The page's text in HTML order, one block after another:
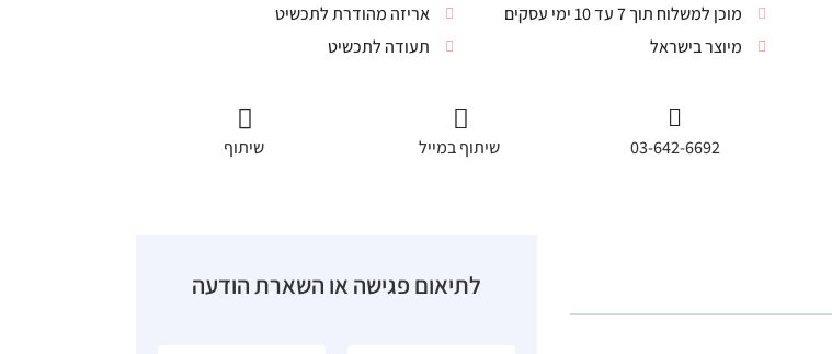
מוכן למשלוח תוך 7 עד 10 ימי עסקים
מיוצר בישראל
אריזה מהודרת לתכשיט
תעודה לתכשיט
03-642-6692 שיתוף במייל שיתוף
לתיאום פגישה או השארת הודעה